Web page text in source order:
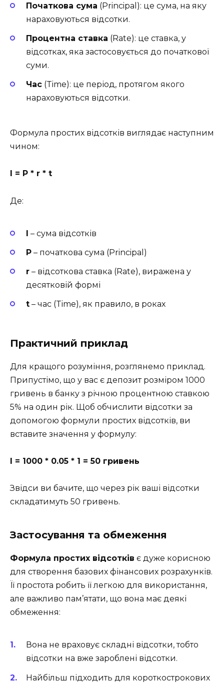
Початкова сума (Principal): це сума, на яку
нараховуються відсотки.
Процентна ставка (Rate): це ставка, у
відсотках, яка застосовується до початкової
суми.
Час (Time): це період, протягом якого
нараховуються відсотки.
Формула простих відсотків виглядає наступним
чином:
I = P * r * t
Де:
I – сума відсотків
P – початкова сума (Principal)
r – відсоткова ставка (Rate), виражена у
десятковій формі
t – час (Time), як правило, в роках
Практичний приклад
Для кращого розуміння, розглянемо приклад.
Припустімо, що у вас є депозит розміром 1000
гривень в банку з річною процентною ставкою
5% на один рік. Щоб обчислити відсотки за
допомогою формули простих відсотків, ви
вставите значення у формулу:
I = 1000 * 0.05 * 1 = 50 гривень
Звідси ви бачите, що через рік ваші відсотки
складатимуть 50 гривень.
Застосування та обмеження
Формула простих відсотків є дуже корисною
для створення базових фінансових розрахунків.
Її простота робить її легкою для використання,
але важливо пам’ятати, що вона має деякі
обмеження:
Вона не враховує складні відсотки, тобто
відсотки на вже зароблені відсотки.
Найбільш підходить для короткострокових